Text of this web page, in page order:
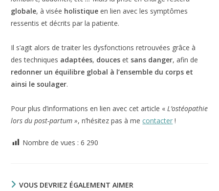
globale, à visée holistique en lien avec les symptômes
ressentis et décrits par la patiente.
Il s’agit alors de traiter les dysfonctions retrouvées grâce à
des techniques adaptées, douces et sans danger, afin de
redonner un équilibre global à l’ensemble du corps et
ainsi le soulager.
Pour plus d’informations en lien avec cet article «L’ostéopathie
lors du post-partum », n’hésitez pas à mecontacter !
Nombre de vues : 6 290
VOUS DEVRIEZ ÉGALEMENT AIMER